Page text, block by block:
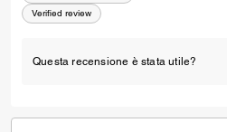
Verified review
Questa recensione è stata utile?